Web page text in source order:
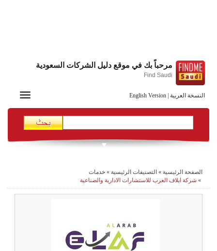
النسخة العربية English Version
مرحباً بك في موقع دليل الشركات السعودية
Find Saudi
Toggle
الصفحة الرئيسية » التصنيفات الرئيسية » خدمات
» شركة ايلاف العرب للاستشارات الادارية والصناعية